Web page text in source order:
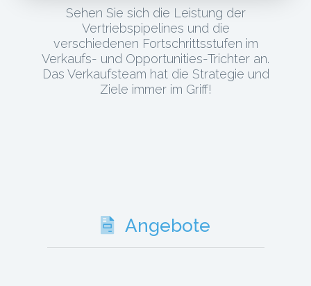
Sehen Sie sich die Leistung der
Vertriebspipelines und die
verschiedenen Fortschrittsstufen im
Verkaufs- und Opportunities-Trichter an.
Das Verkaufsteam hat die Strategie und
Ziele immer im Griff!
Angebote